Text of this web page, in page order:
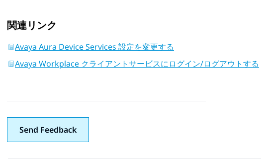
関連リンク
Avaya Aura Device Services 設定を変更する
Avaya Workplace クライアントサービスにログイン/ログアウトする
Send Feedback